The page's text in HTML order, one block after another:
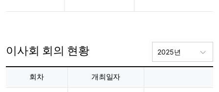
이사회 회의 현황 2025년
현황
회차 개최일자